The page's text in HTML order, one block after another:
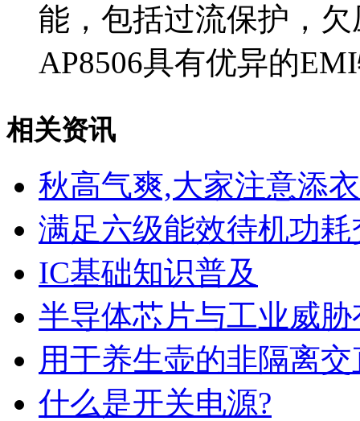
能，包括过流保护，
AP8506具有优异的
相关资讯
秋高气爽,大家注意添
满足六级能效待机功
IC基础知识普及
半导体芯片与工业威胁
用于养生壶的非隔离
什么是开关电源?